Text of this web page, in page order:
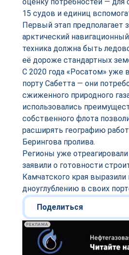
15 судов и единиц
Первый этап предполагает
арктический
техника должна быть
её дороже стандартных
С 2020 года «Росатом» уже
порту Сабетта — они
сжиженного природного
использовались
собственного флота
расширять географию
Берингова пролива.
Регионы уже
заявили о готовности
Камчатского края
дноуглублению в своих
Поделиться
РЕКЛАМА